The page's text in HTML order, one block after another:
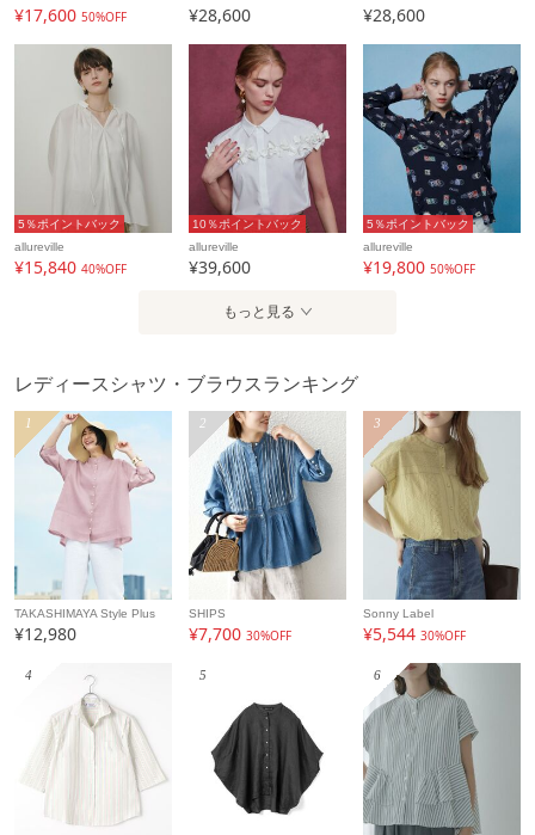
¥17,600 50%OFF ¥28,600 ¥28,600
5％ポイントバック
allureville
¥15,840 40%OFF
10％ポイントバック
allureville
¥39,600
5％ポイントバック
allureville
¥19,800 50%OFF
もっと見る
レディースシャツ・ブラウスランキング
1
TAKASHIMAYA Style Plus
¥12,980
2
SHIPS
¥7,70030%OFF
3
Sonny Label
¥5,54430%OFF
4 5 6